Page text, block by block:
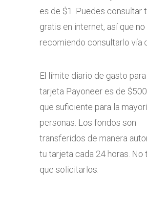
es de $1. Puedes consultar
gratis en internet, así que no
recomiendo consultarlo vía
El límite diario de gasto
tarjeta Payoneer es de
que suficiente para la
personas. Los fondos son
transferidos de manera
tu tarjeta cada 24 horas. No
que solicitarlos.